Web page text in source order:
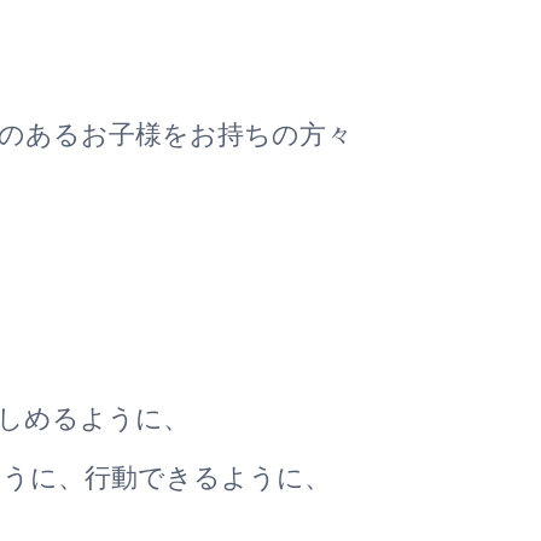
あるお子様をお持ちの方々
めるように、
に、行動できるように、